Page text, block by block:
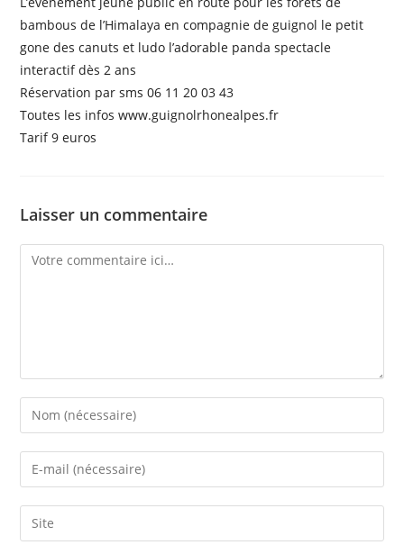
bambous de l’Himalaya en compagnie de guignol le petit
gone des canuts et ludo l’adorable panda spectacle
interactif dès 2 ans
Réservation par sms 06 11 20 03 43
Toutes les infos www.guignolrhonealpes.fr
Tarif 9 euros
Laisser un commentaire